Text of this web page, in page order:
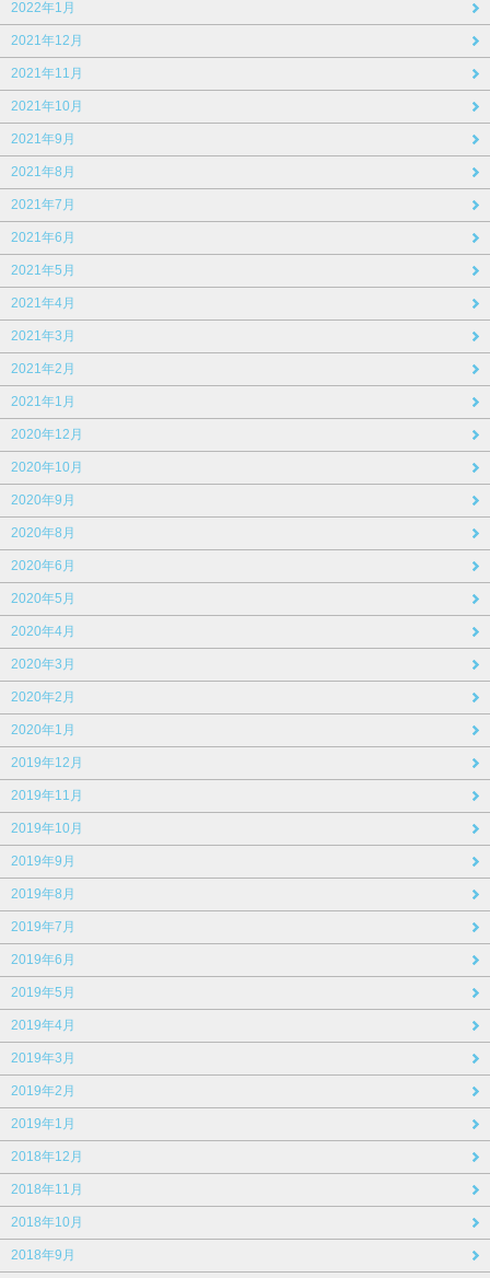
2022年1月
2021年12月
2021年11月
2021年10月
2021年9月
2021年8月
2021年7月
2021年6月
2021年5月
2021年4月
2021年3月
2021年2月
2021年1月
2020年12月
2020年10月
2020年9月
2020年8月
2020年6月
2020年5月
2020年4月
2020年3月
2020年2月
2020年1月
2019年12月
2019年11月
2019年10月
2019年9月
2019年8月
2019年7月
2019年6月
2019年5月
2019年4月
2019年3月
2019年2月
2019年1月
2018年12月
2018年11月
2018年10月
2018年9月